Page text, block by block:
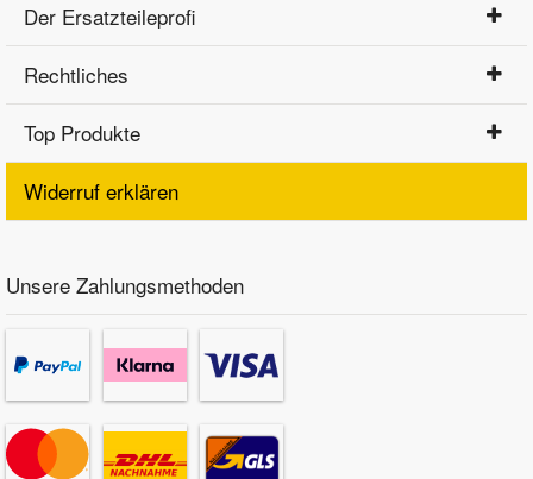
Der Ersatzteileprofi
Rechtliches
Top Produkte
Widerruf erklären
Unsere Zahlungsmethoden